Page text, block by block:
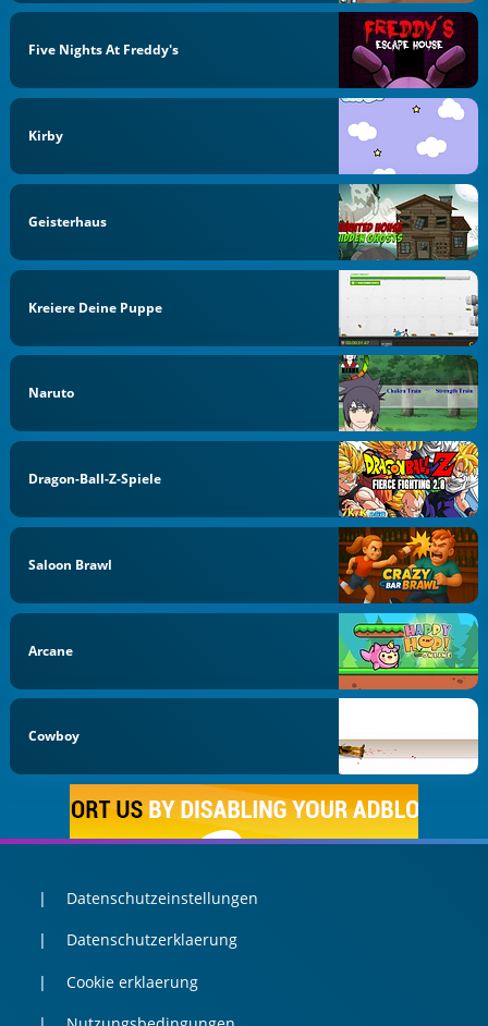
Five Nights At Freddy's
Kirby
Geisterhaus
Kreiere Deine Puppe
Naruto
Dragon-Ball-Z-Spiele
Saloon Brawl
Arcane
Cowboy
Datenschutzeinstellungen
Datenschutzerklaerung
Cookie erklaerung